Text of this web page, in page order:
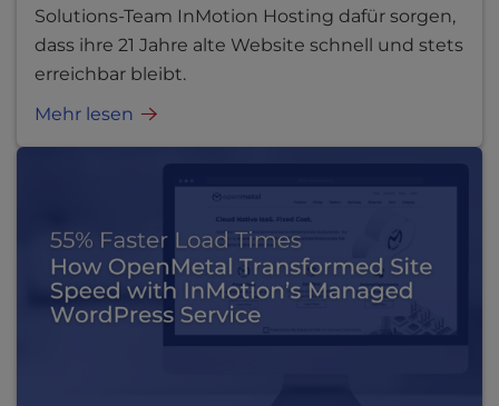
Solutions-Team InMotion Hosting dafür sorgen,
dass ihre 21 Jahre alte Website schnell und stets
erreichbar bleibt.
Mehr lesen